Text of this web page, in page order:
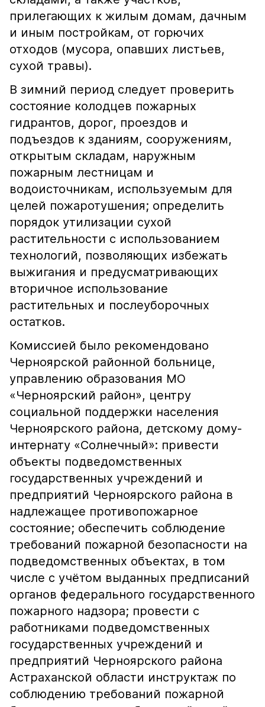
прилегающих к жилым домам, дачным
и иным постройкам, от горючих
отходов (мусора, опавших листьев,
сухой травы).
В зимний период следует проверить
состояние колодцев пожарных
гидрантов, дорог, проездов и
подъездов к зданиям, сооружениям,
открытым складам, наружным
пожарным лестницам и
водоисточникам, используемым для
целей пожаротушения; определить
порядок утилизации сухой
растительности с использованием
технологий, позволяющих избежать
выжигания и предусматривающих
вторичное использование
растительных и послеуборочных
остатков.
Комиссией было рекомендовано
Черноярской районной больнице,
управлению образования МО
«Черноярский район», центру
социальной поддержки населения
Черноярского района, детскому дому-
интернату «Солнечный»: привести
объекты подведомственных
государственных учреждений и
предприятий Черноярского района в
надлежащее противопожарное
состояние; обеспечить соблюдение
требований пожарной безопасности на
подведомственных объектах, в том
числе с учётом выданных предписаний
органов федерального государственного
пожарного надзора; провести с
работниками подведомственных
государственных учреждений и
предприятий Черноярского района
Астраханской области инструктаж по
соблюдению требований пожарной